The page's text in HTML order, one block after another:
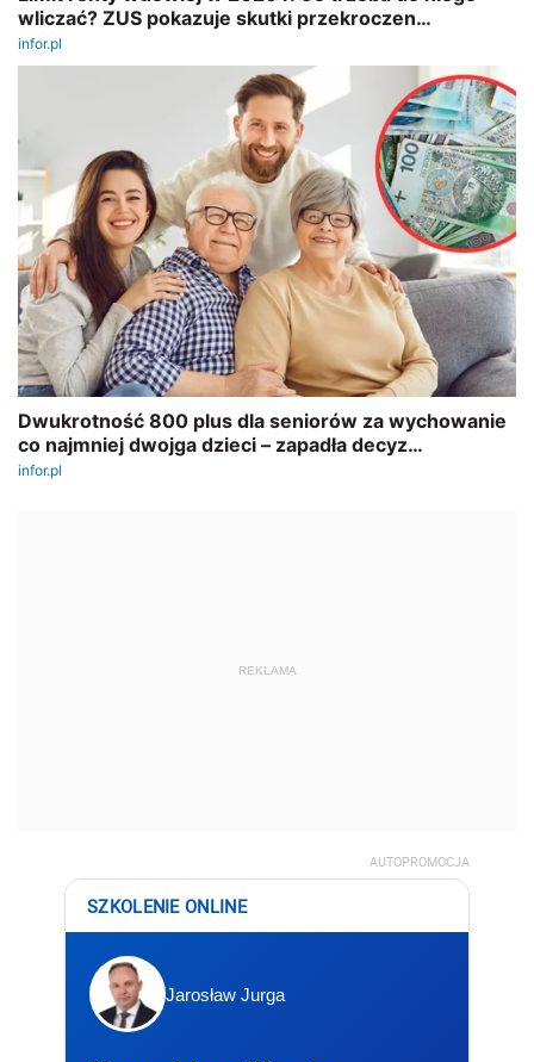
REKLAMA
AUTOPROMOCJA
SZKOLENIE ONLINE
Jarosław Jurga